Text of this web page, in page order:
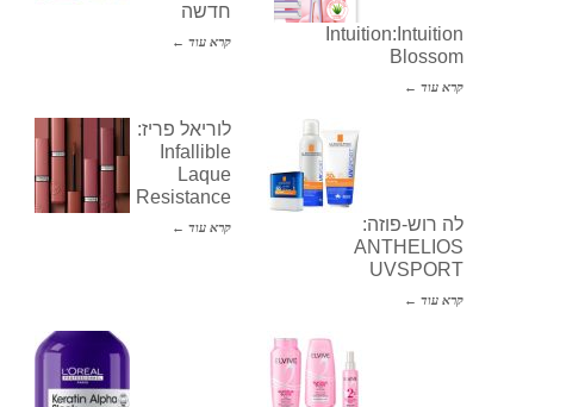
חדשה
קרא עוד ←
Intuition:Intuition
Blossom
קרא עוד ←
לוריאל פריז:
Infallible
Laque
Resistance
קרא עוד ←
לה רוש-פוזה:
ANTHELIOS
UVSPORT
קרא עוד ←